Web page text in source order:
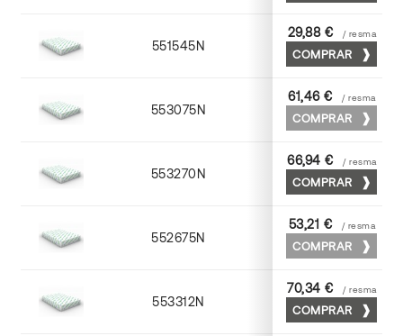
551545N 45 x 64
29,88 € / resma
COMPRAR
553075N 75 x 53
61,46 € / resma
COMPRAR
553270N 70 x 100
66,94 € / resma
COMPRAR
552675N 75 x 53
53,21 € / resma
COMPRAR
553312N 72 x 102
70,34 € / resma
COMPRAR